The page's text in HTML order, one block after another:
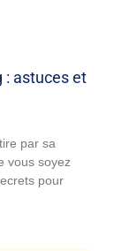
: astuces et
par sa
vous soyez
pour